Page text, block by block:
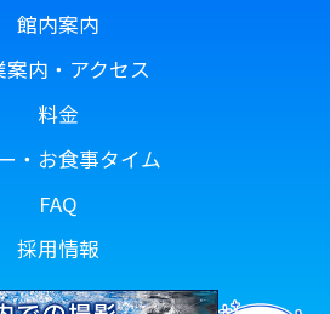
館内案内
案内・アクセス
料金
・お食事タイム
FAQ
採用情報